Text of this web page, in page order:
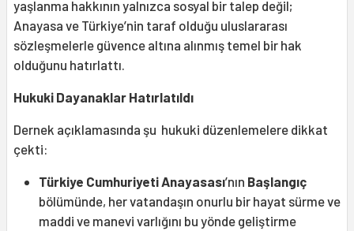
yaşlanma hakkının yalnızca sosyal bir talep değil;
Anayasa ve Türkiye’nin taraf olduğu uluslararası
sözleşmelerle güvence altına alınmış temel bir hak
olduğunu hatırlattı.
Hukuki Dayanaklar Hatırlatıldı
Dernek açıklamasında şu hukuki düzenlemelere dikkat
çekti:
Türkiye Cumhuriyeti Anayasası’nın Başlangıç
bölümünde, her vatandaşın onurlu bir hayat sürme ve
maddi ve manevi varlığını bu yönde geliştirme